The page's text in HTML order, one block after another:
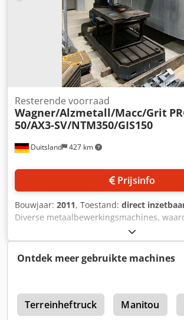
gereedschappen Dodpod Hhhpefx Agfsck
SK40 verloopbussen • 1 besturingsunit • 3
Duitsland 427 km
Resterende voorraad
Wagner/Alzmetall/Macc/Grit
50/AX3-SV/NTM350/GIS150
Prijsinfo
Bouwjaar: 2011, Toestand: direct
Diverse metaalbewerkingsmachines,
grotere Wagner radiaalboormachine, zijn
Kolom-radiaalboormachine Wagner PRC
2011, boorcapaciteit (staal): 50mm,
uitlading: 350mm-1600mm, afstand
machineafmetingen X/Y/Z: ca. 2500mm/
gewicht: ca. 3500kg. De machine heeft
defect. 2) Kolomboormachine Alzmetall
Ontdek meer gebruikte machines
Terreinheftruck Manitou